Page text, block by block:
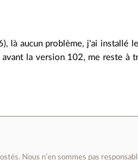
là aucun problème, j'ai installé
la version 102, me reste à
Nous n’en sommes pas